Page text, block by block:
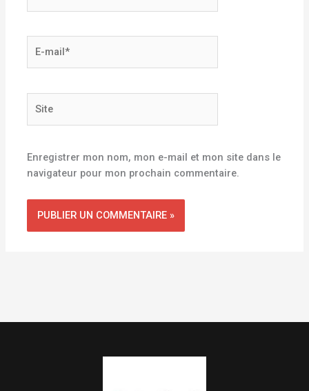
mail*
Enregistrer mon nom, mon e-mail et mon site dans le
navigateur pour mon prochain commentaire.